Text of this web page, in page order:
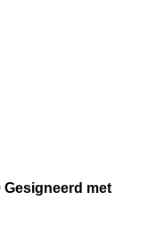
Gesigneerd met